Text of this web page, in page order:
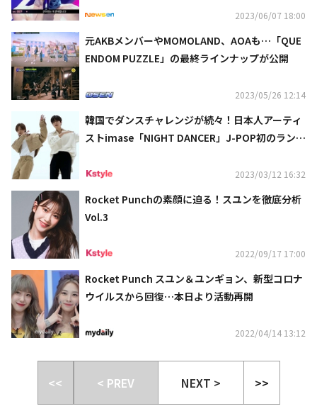
2023/06/07 18:00
元AKBメンバーやMOMOLAND、AOAも…「QUE
ENDOM PUZZLE」の最終ラインナップが公開
2023/05/26 12:14
韓国でダンスチャレンジが続々！日本人アーティ
ストimase「NIGHT DANCER」J-POP初のランク
2023/03/12 16:32
Rocket Punchの素顔に迫る！スユンを徹底分析
Vol.3
2022/09/17 17:00
Rocket Punch スユン＆ユンギョン、新型コロナ
ウイルスから回復…本日より活動再開
2022/04/14 13:12
<< < PREV NEXT > >>